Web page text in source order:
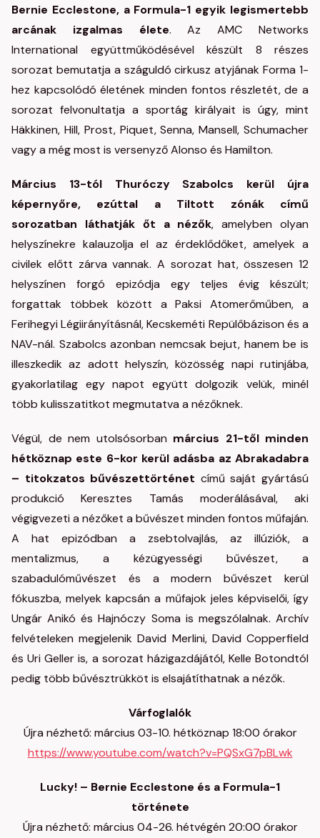
Bernie Ecclestone, a Formula-1 egyik legismertebb
arcának izgalmas élete. Az AMC Networks
International együttműködésével készült 8 részes
sorozat bemutatja a száguldó cirkusz atyjának Forma 1-
hez kapcsolódó életének minden fontos részletét, de a
sorozat felvonultatja a sportág királyait is úgy, mint
Häkkinen, Hill, Prost, Piquet, Senna, Mansell, Schumacher
vagy a még most is versenyző Alonso és Hamilton.
Március 13-tól Thuróczy Szabolcs kerül újra
képernyőre, ezúttal a Tiltott zónák című
sorozatban láthatják őt a nézők, amelyben olyan
helyszínekre kalauzolja el az érdeklődőket, amelyek a
civilek előtt zárva vannak. A sorozat hat, összesen 12
helyszínen forgó epizódja egy teljes évig készült;
forgattak többek között a Paksi Atomerőműben, a
Ferihegyi Légiirányításnál, Kecskeméti Repülőbázison és a
NAV-nál. Szabolcs azonban nemcsak bejut, hanem be is
illeszkedik az adott helyszín, közösség napi rutinjába,
gyakorlatilag egy napot együtt dolgozik velük, minél
több kulisszatitkot megmutatva a nézőknek.
Végül, de nem utolsósorban március 21-től minden
hétköznap este 6-kor kerül adásba az Abrakadabra
– titokzatos bűvészettörténet című saját gyártású
produkció Keresztes Tamás moderálásával, aki
végigvezeti a nézőket a bűvészet minden fontos műfaján.
A hat epizódban a zsebtolvajlás, az illúziók, a
mentalizmus, a kézügyességi bűvészet, a
szabadulóművészet és a modern bűvészet kerül
fókuszba, melyek kapcsán a műfajok jeles képviselői, így
Ungár Anikó és Hajnóczy Soma is megszólalnak. Archív
felvételeken megjelenik David Merlini, David Copperfield
és Uri Geller is, a sorozat házigazdájától, Kelle Botondtól
pedig több bűvésztrükköt is elsajátíthatnak a nézők.
Várfoglalók
Újra nézhető: március 03-10. hétköznap 18:00 órakor
https://www.youtube.com/watch?v=PQSxG7pBLwk
Lucky! – Bernie Ecclestone és a Formula-1
története
Újra nézhető: március 04-26. hétvégén 20:00 órakor